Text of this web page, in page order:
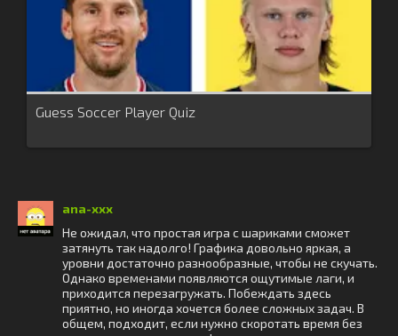
Guess Soccer Player Quiz
ana-xxx
Не ожидал, что простая игра с шариками сможет
затянуть так надолго! Графика довольно яркая, а
уровни достаточно разнообразные, чтобы не скучать.
Однако временами появляются ощутимые лаги, и
приходится перезагружать. Побеждать здесь
приятно, но иногда хочется более сложных задач. В
общем, подходит, если нужно скоротать время без